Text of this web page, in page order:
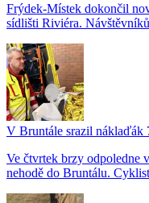
Frýdek-Místek dokončil
sídlišti Riviéra.
V Bruntále srazil náklaďák
Ve čtvrtek brzy odpoledne
nehodě do Bruntálu.